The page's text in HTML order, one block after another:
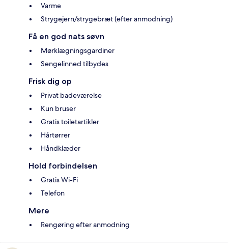
Varme
Strygejern/strygebræt (efter anmodning)
Få en god nats søvn
Mørklægningsgardiner
Sengelinned tilbydes
Frisk dig op
Privat badeværelse
Kun bruser
Gratis toiletartikler
Hårtørrer
Håndklæder
Hold forbindelsen
Gratis Wi-Fi
Telefon
Mere
Rengøring efter anmodning